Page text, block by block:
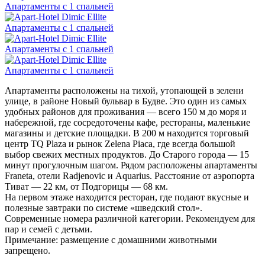
Апартаменты с 1 спальней
Апартаменты с 1 спальней
Апартаменты с 1 спальней
Апартаменты с 1 спальней
Апартаменты расположены на тихой, утопающей в зелени
улице, в районе Новый бульвар в Будве. Это один из самых
удобных районов для проживания — всего 150 м до моря и
набережной, где сосредоточены кафе, рестораны, маленькие
магазины и детские площадки. В 200 м находится торговый
центр TQ Plaza и рынок Zelena Piaca, где всегда большой
выбор свежих местных продуктов. До Старого города — 15
минут прогулочным шагом. Рядом расположены апартаменты
Franeta, отели Radjenovic и Aquarius. Расстояние от аэропорта
Тиват — 22 км, от Подгорицы — 68 км.
На первом этаже находится ресторан, где подают вкусные и
полезные завтраки по системе «шведский стол».
Современные номера различной категории. Рекомендуем для
пар и семей с детьми.
Примечание: размещение с домашними животными
запрещено.